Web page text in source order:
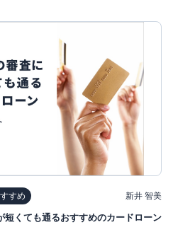
すめ 新井 智美
短くても通るおすすめのカードローン